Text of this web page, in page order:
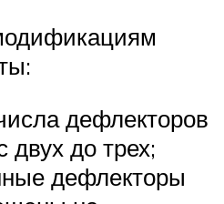
дефлекторов
двух до трех;
дефлекторы